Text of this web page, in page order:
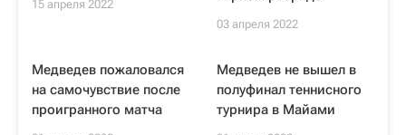
15 апреля 2022
03 апреля 2022
Медведев пожаловался
на самочувствие после
проигранного матча
Медведев не вышел в
полуфинал теннисного
турнира в Майами